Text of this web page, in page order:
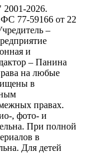
2001-2026.
77-59166 от 22
–
и
– Панина
на любые
в
правах.
, фото- и
При полной
в
Для детей